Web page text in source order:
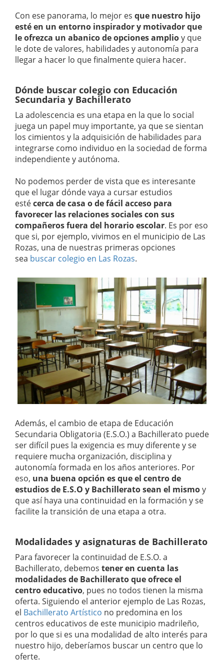
Con ese panorama, lo mejor es que nuestro hijo
esté en un entorno inspirador y motivador que
le ofrezca un abanico de opciones amplioy que
le dote de valores, habilidades y autonomía para
llegar a hacer lo que finalmente quiera hacer.
Dónde buscar colegio con Educación
Secundaria y Bachillerato
La adolescencia es una etapa en la que lo social
juega un papel muy importante, ya que se sientan
los cimientos y la adquisición de habilidades para
integrarse como individuo en la sociedad de forma
independiente y autónoma.
No podemos perder de vista que es interesante
que el lugar dónde vaya a cursar estudios
estécerca de casa o de fácil acceso para
favorecer las relaciones sociales con sus
compañeros fuera del horario escolar. Es por eso
que si, por ejemplo, vivimos en el municipio de Las
Rozas, una de nuestras primeras opciones
sea buscar colegio en Las Rozas.
Además, el cambio de etapa de Educación
Secundaria Obligatoria (E.S.O.) a Bachillerato puede
ser difícil pues la exigencia es muy diferente y se
requiere mucha organización, disciplina y
autonomía formada en los años anteriores. Por
eso, una buena opción es que el centro de
estudios de E.S.O y Bachillerato sean el mismoy
que así haya una continuidad en la formación y se
facilite la transición de una etapa a otra.
Modalidades y asignaturas de Bachillerato
Para favorecer la continuidad de E.S.O. a
Bachillerato, debemos tener en cuenta las
modalidades de Bachillerato que ofrece el
centro educativo, pues no todos tienen la misma
oferta. Siguiendo el anterior ejemplo de Las Rozas,
el Bachillerato Artístico no predomina en los
centros educativos de este municipio madrileño,
por lo que si es una modalidad de alto interés para
nuestro hijo, deberíamos buscar un centro que lo
oferte.